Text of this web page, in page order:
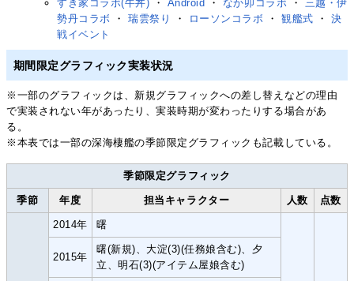
すき家コラボ(牛丼) ・ Android ・ なか卯コラボ ・ 三越・伊
勢丹コラボ ・瑞雲祭り ・ ローソンコラボ ・観艦式 ・決
戦イベント
期間限定グラフィック実装状況
※一部のグラフィックは、新規グラフィックへの差し替えなどの理由
で実装されない年があったり、実装時期が変わったりする場合があ
る。
※本表では一部の深海棲艦の季節限定グラフィックも記載している。
季節限定グラフィック
季節 年度 担当キャラクター 人数 点数
2014年 曙
2015年
曙(新規)、大淀(3)(任務娘含む)、夕
立、明石(3)(アイテム屋娘含む)